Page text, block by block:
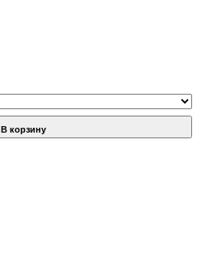
В корзину